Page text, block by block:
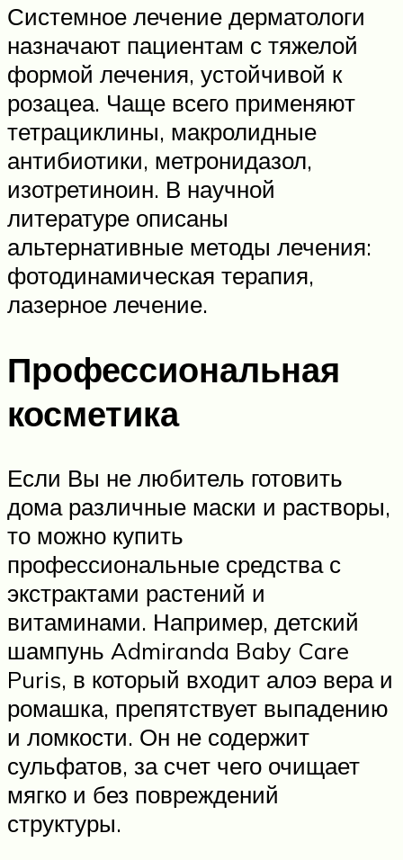
Системное лечение дерматологи
назначают пациентам с тяжелой
формой лечения, устойчивой к
розацеа. Чаще всего применяют
тетрациклины, макролидные
антибиотики, метронидазол,
изотретиноин. В научной
литературе описаны
альтернативные методы лечения:
фотодинамическая терапия,
лазерное лечение.
Профессиональная
косметика
Если Вы не любитель готовить
дома различные маски и растворы,
то можно купить
профессиональные средства с
экстрактами растений и
витаминами. Например, детский
шампунь Admiranda Baby Care
Puris, в который входит алоэ вера и
ромашка, препятствует выпадению
и ломкости. Он не содержит
сульфатов, за счет чего очищает
мягко и без повреждений
структуры.